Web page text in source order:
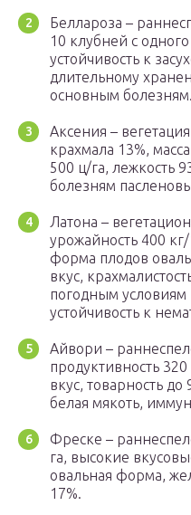
Беллароза –
10 клубней с одного
устойчивость к
длительному
основным болезням.
Аксения –
крахмала 13%,
500 ц/га, лежкость
болезням
Латона –
урожайность 400
форма плодов
вкус,
погодным условиям
устойчивость к
Айвори –
продуктивность
вкус, товарность до
белая мякоть,
Фреске –
га, высокие
овальная форма,
17%.